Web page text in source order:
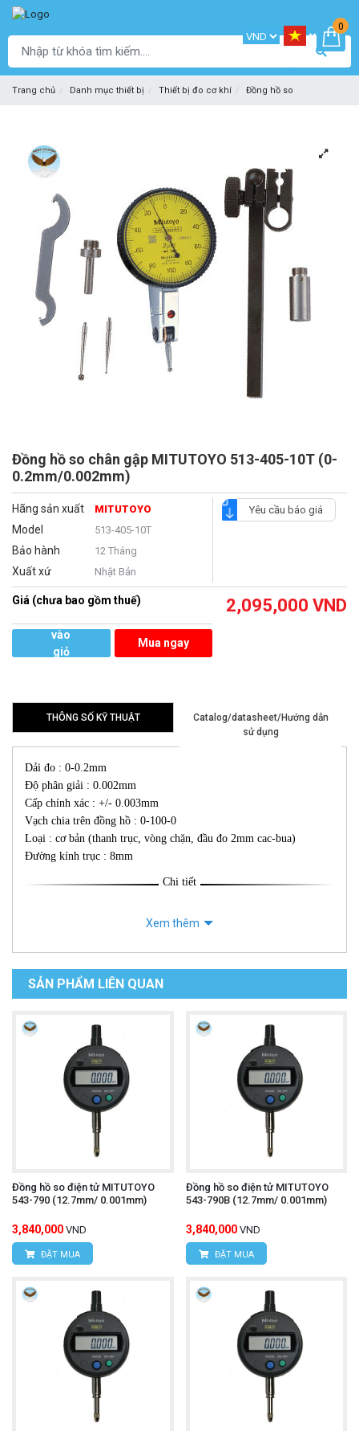
0
Trang chủ Danh mục thiết bị Thiết bị đo cơ khí Đồng hồ so
Đồng hồ so chân gập MITUTOYO 513-405-10T (0-
0.2mm/0.002mm)
Hãng sản xuất MITUTOYO
Model 513-405-10T
Bảo hành 12 Tháng
Xuất xứ Nhật Bản
Yêu cầu báo giá
Giá (chưa bao gồm thuế) 2,095,000 VND
vào
giỏ
Mua ngay
THÔNG SỐ KỸ THUẬT
Catalog/datasheet/Hướng dẫn
sử dụng
Dải đo : 0-0.2mm
Độ phân giải : 0.002mm
Cấp chính xác : +/- 0.003mm
Vạch chia trên đồng hồ : 0-100-0
Loại : cơ bản (thanh trục, vòng chặn, đầu đo 2mm cac-bua)
Đường kính trục : 8mm
Chi tiết
Xem thêm
SẢN PHẨM LIÊN QUAN
Đồng hồ so điện tử MITUTOYO
543-790 (12.7mm/ 0.001mm)
3,840,000 VND
ĐẶT MUA
Đồng hồ so điện tử MITUTOYO
543-790B (12.7mm/ 0.001mm)
3,840,000 VND
ĐẶT MUA